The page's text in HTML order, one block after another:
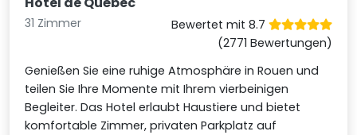
31 Zimmer
Bewertet mit 8.7
(2771 Bewertungen)
Genießen Sie eine ruhige Atmosphäre in Rouen und
teilen Sie Ihre Momente mit Ihrem vierbeinigen
Begleiter. Das Hotel erlaubt Haustiere und bietet
komfortable Zimmer, privaten Parkplatz auf